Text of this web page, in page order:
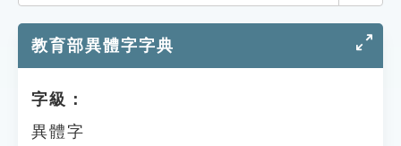
貓頭鷹博士
教育部異體字字典
字級：
異體字